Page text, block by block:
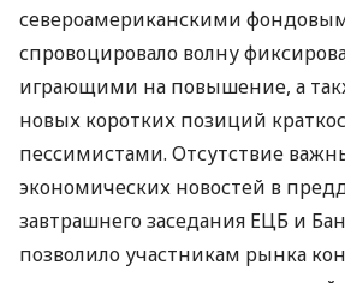
североамериканскими
спровоцировало волну
играющими на повышение, а
новых коротких позиций
пессимистами. Отсутствие
экономических новостей в
завтрашнего заседания ЕЦБ и
позволило участникам рынка